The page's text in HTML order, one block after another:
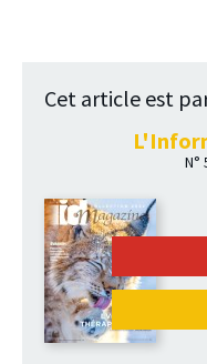
Cet article est
N°